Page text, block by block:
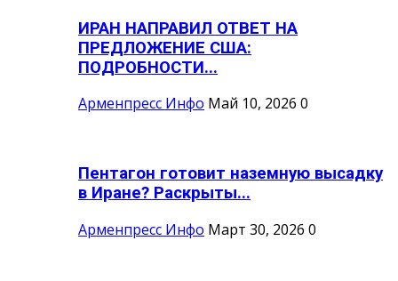
ИРАН НАПРАВИЛ ОТВЕТ НА
ПРЕДЛОЖЕНИЕ США:
ПОДРОБНОСТИ...
Арменпресс Инфо Май 10, 2026 0
Пентагон готовит наземную высадку
в Иране? Раскрыты...
Арменпресс Инфо Март 30, 2026 0